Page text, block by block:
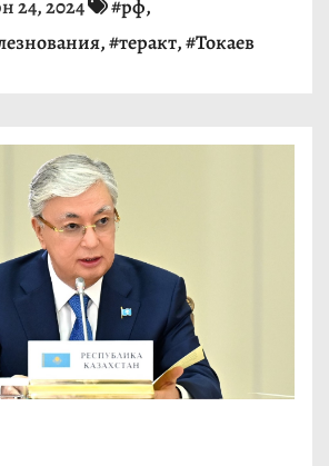
24, 2024 #рф,
,#теракт,#Токаев